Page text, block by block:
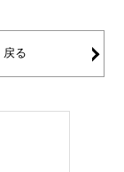
戻る